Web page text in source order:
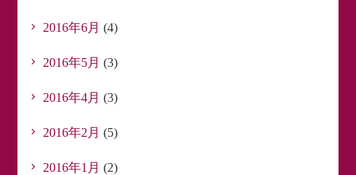
2016年6月 (4)
2016年5月 (3)
2016年4月 (3)
2016年2月 (5)
2016年1月 (2)